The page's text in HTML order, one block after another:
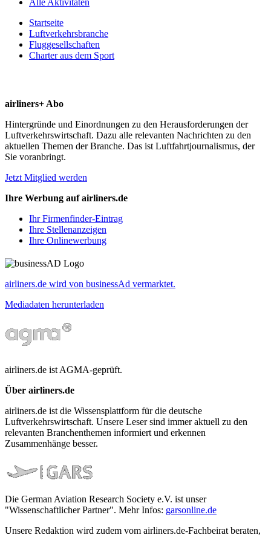
Startseite
Luftverkehrsbranche
Fluggesellschaften
Charter aus dem Sport
airliners+ Abo
Hintergründe und Einordnungen zu den Herausforderungen der
Luftverkehrswirtschaft. Dazu alle relevanten Nachrichten zu den
aktuellen Themen der Branche. Das ist Luftfahrtjournalismus, der
Sie voranbringt.
Jetzt Mitglied werden
Ihre Werbung auf airliners.de
Ihr Firmenfinder-Eintrag
Ihre Stellenanzeigen
Ihre Onlinewerbung
airliners.de wird von businessAd vermarktet.
Mediadaten herunterladen
airliners.de ist AGMA-geprüft.
Über airliners.de
airliners.de ist die Wissensplattform für die deutsche
Luftverkehrswirtschaft. Unsere Leser sind immer aktuell zu den
relevanten Branchenthemen informiert und erkennen
Zusammenhänge besser.
Die German Aviation Research Society e.V. ist unser
"Wissenschaftlicher Partner". Mehr Infos: garsonline.de
Unsere Redaktion wird zudem vom airliners.de-Fachbeirat beraten,